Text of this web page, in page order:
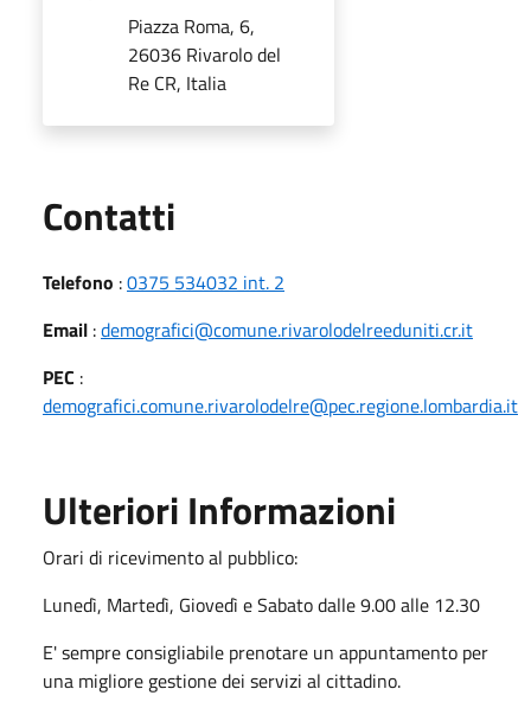
Piazza Roma, 6,
26036 Rivarolo del
Re CR, Italia
Contatti
Telefono :0375 534032 int. 2
Email :demografici@comune.rivarolodelreeduniti.cr.it
PEC :
demografici.comune.rivarolodelre@pec.regione.lombardia.it
Ulteriori Informazioni
Orari di ricevimento al pubblico:
Lunedì, Martedì, Giovedì e Sabato dalle 9.00 alle 12.30
E' sempre consigliabile prenotare un appuntamento per
una migliore gestione dei servizi al cittadino.